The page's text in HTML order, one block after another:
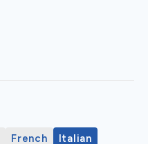
French
Italian